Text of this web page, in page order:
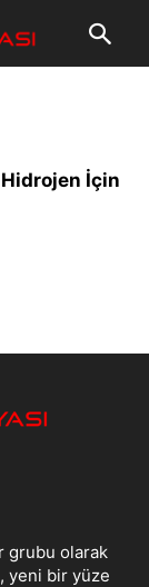
Hidrojen İçin
grubu olarak
yeni bir yüze